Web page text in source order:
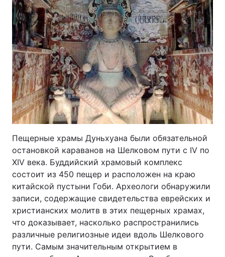
Пещерные храмы Дуньхуана были обязательной
остановкой караванов на Шелковом пути с IV по
XIV века. Буддийский храмовый комплекс
состоит из 450 пещер и расположен на краю
китайской пустыни Гоби. Археологи обнаружили
записи, содержащие свидетельства еврейских и
христианских молитв в этих пещерных храмах,
что доказывает, насколько распространились
различные религиозные идеи вдоль Шелкового
пути. Самым значительным открытием в